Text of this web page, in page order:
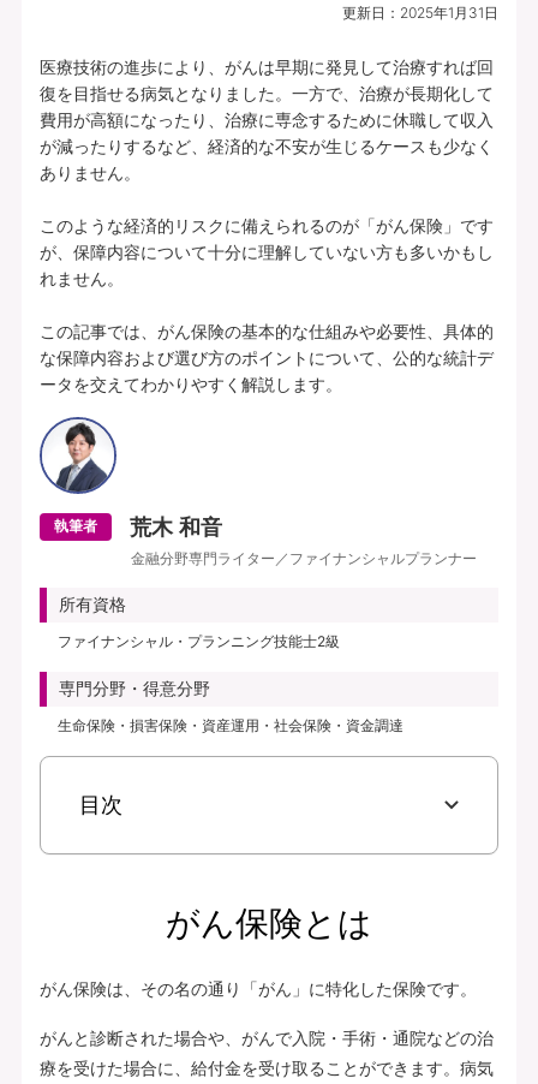
プランの中身を見る
所定の理由に該当されたとき、複数種類の
一時給付金をそれぞれお支払いします（そ
各特定疾病それぞれ、初回のお支払金額を
上乗せしてお支払いすることができます。
【特定３疾病Bプラン(25)】特定３疾病保障型(Ⅰ型) | 基本給付金額：50万円 |
初回上乗せ基本給付金額：0円 | 特定３疾病保険料払込免除特約(25)(Ⅰ型) ：付
加 | 保険期間：終身 | 保険料払込期間：終身 | 募集文書番号：HP-M353-772-
26019317(2025.12.16)
無料で相談予約
更新日： 2025年1月31日
医療技術の進歩により、がんは早期に発見して治療すれば回
復を目指せる病気となりました。一方で、治療が長期化して
費用が高額になったり、治療に専念するために休職して収入
が減ったりするなど、経済的な不安が生じるケースも少なく
ありません。
このような経済的リスクに備えられるのが「がん保険」です
が、保障内容について十分に理解していない方も多いかもし
れません。
この記事では、がん保険の基本的な仕組みや必要性、具体的
な保障内容および選び方のポイントについて、公的な統計デ
ータを交えてわかりやすく解説します。
執筆者 荒木 和音
金融分野専門ライター／ファイナンシャルプランナー
所有資格
ファイナンシャル・プランニング技能士2級
専門分野・得意分野
生命保険・損害保険・資産運用・社会保険・資金調達
目次
がん保険とは
がん保険は、その名の通り「がん」に特化した保険です。
がんと診断された場合や、がんで入院・手術・通院などの治
療を受けた場合に、給付金を受け取ることができます。病気